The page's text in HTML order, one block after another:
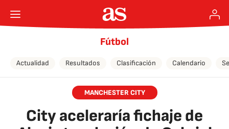
Fútbol
Actualidad Resultados Clasificación Calendario
MANCHESTER CITY
City aceleraría fichaje de